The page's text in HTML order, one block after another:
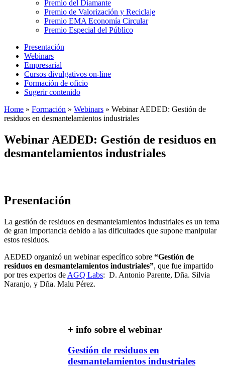
Premio del Diamante
Premio de Valorización y Reciclaje
Premio EMA Economía Circular
Premio Especial del Público
Presentación
Webinars
Empresarial
Cursos divulgativos on-line
Formación de oficio
Sugerir contenido
Home » Formación » Webinars » Webinar AEDED: Gestión de
residuos en desmantelamientos industriales
Webinar AEDED: Gestión de residuos en
desmantelamientos industriales
Presentación
La gestión de residuos en desmantelamientos industriales es un tema
de gran importancia debido a las dificultades que supone manipular
estos residuos.
AEDED organizó un webinar específico sobre “Gestión de
residuos en desmantelamientos industriales”, que fue impartido
por tres expertos de AGQ Labs: D. Antonio Parente, Dña. Silvia
Naranjo, y Dña. Malu Pérez.
+ info sobre el webinar
Gestión de residuos en
desmantelamientos industriales